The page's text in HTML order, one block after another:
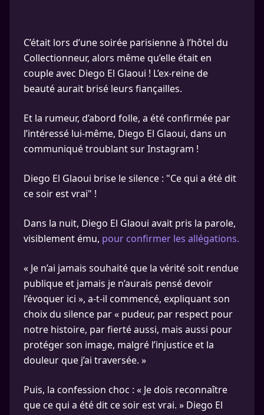
C’était lors d’une soirée parisienne à l’hôtel du
Collectionneur, alors même qu’elle était en
couple avec Diego El Glaoui ! L’ex-reine de
beauté aurait brisé leurs fiançailles.
Et la rumeur, d’abord folle, a été confirmée par
l’intéressé lui-même, Diego El Glaoui, dans un
communiqué troublant sur Instagram !
Diego El Glaoui brise le silence : "Ce qui a été dit
ce soir est vrai" !
Dans la nuit, Diego El Glaoui avait pris la parole,
visiblement ému, pour confirmer les allégations.
« Je n’ai jamais souhaité que la vérité soit rendue
publique et jamais je n’aurais pensé devoir
l’évoquer ici », a-t-il commencé, expliquant son
choix du silence par « pudeur, par respect pour
notre histoire, par fierté aussi, mais aussi pour
protéger son image, malgré l’injustice et la
douleur que j’ai traversée. »
Puis, la confession choc : « Je dois reconnaître
que ce qui a été dit ce soir est vrai. » Diego El